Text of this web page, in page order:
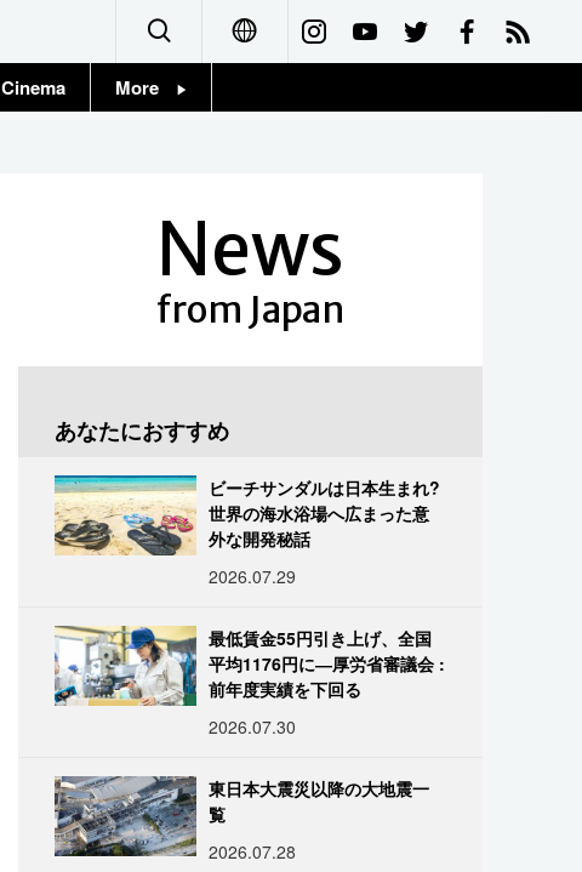
Français
Cinema More
News
from Japan
あなたにおすすめ
ビーチサンダルは日本生まれ?
世界の海水浴場へ広まった意
外な開発秘話
2026.07.29
最低賃金55円引き上げ、全国
平均1176円に―厚労省審議会 :
前年度実績を下回る
2026.07.30
東日本大震災以降の大地震一
覧
2026.07.28